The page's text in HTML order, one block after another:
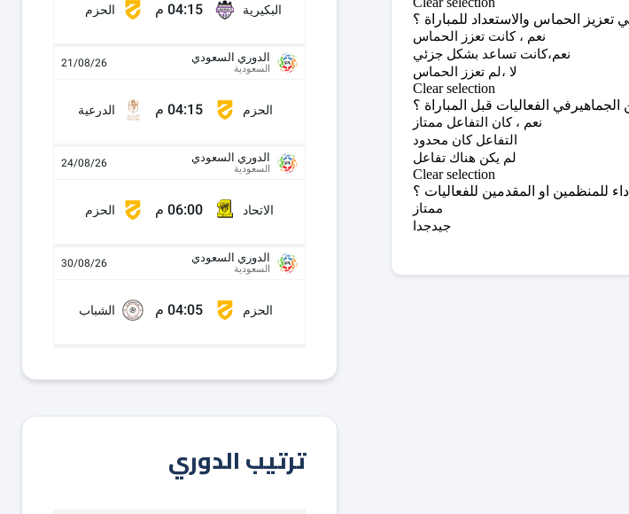
البكيرية 04:15 م الحزم
الدوري السعودي
السعودية 21/08/26
الحزم 04:15 م الدرعية
الدوري السعودي
السعودية 24/08/26
الاتحاد 06:00 م الحزم
الدوري السعودي
السعودية 30/08/26
الحزم 04:05 م الشباب
ترتيب الدوري